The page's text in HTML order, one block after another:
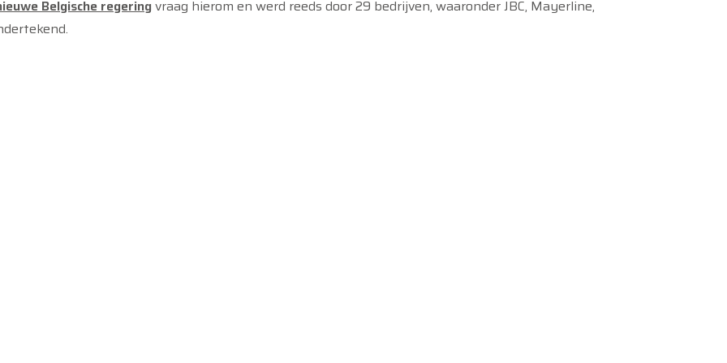
Belgische regeringvraag hierom en werd reeds door 29 bedrijven, waaronder JBC, Mayerline,